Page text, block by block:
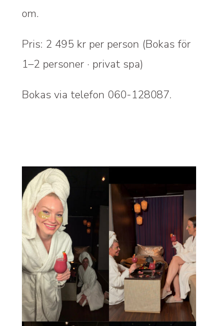
om.
Pris: 2 495 kr per person (Bokas för
1–2 personer · privat spa)
Bokas via telefon 060-128087.